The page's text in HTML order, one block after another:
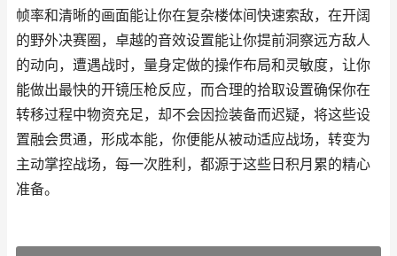
帧率和清晰的画面能让你在复杂楼体间快速索敌，在开阔
的野外决赛圈，卓越的音效设置能让你提前洞察远方敌人
的动向，遭遇战时，量身定做的操作布局和灵敏度，让你
能做出最快的开镜压枪反应，而合理的拾取设置确保你在
转移过程中物资充足，却不会因捡装备而迟疑，将这些设
置融会贯通，形成本能，你便能从被动适应战场，转变为
主动掌控战场，每一次胜利，都源于这些日积月累的精心
准备。